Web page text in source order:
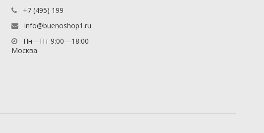
+7 (495) 199
info@buenoshop1.ru
Пн—Пт 9:00—18:00
Москва